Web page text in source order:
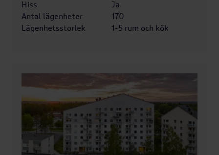
Hiss
Ja
Antal lägenheter
170
Lägenhetsstorlek
1-5 rum och kök